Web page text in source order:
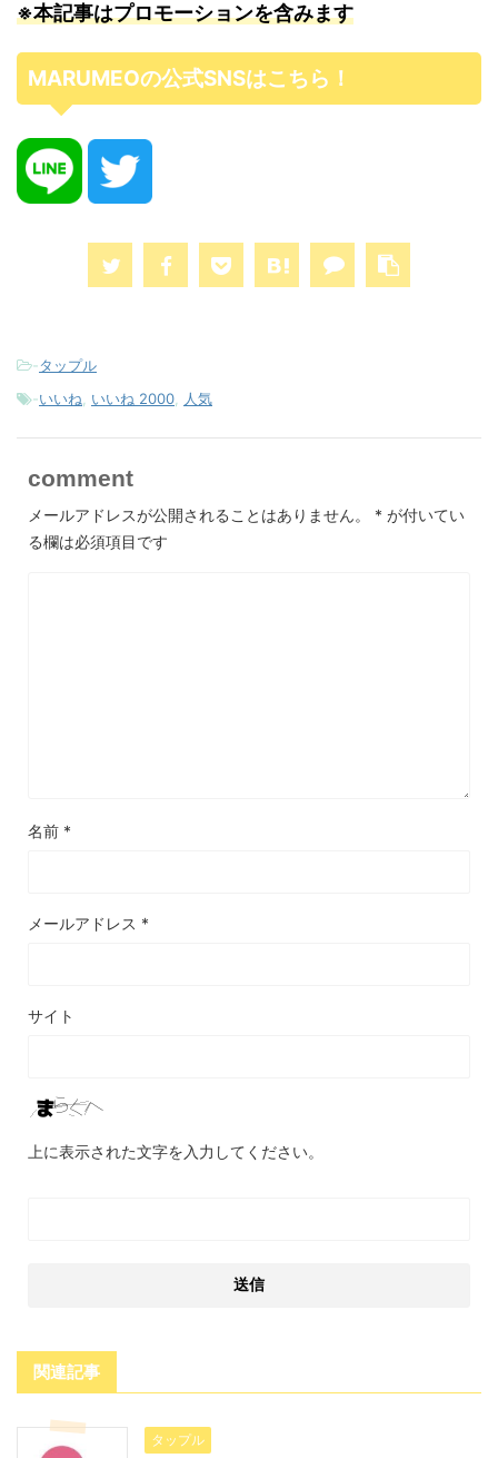
※本記事はプロモーションを含みます
MARUMEOの公式SNSはこちら！
-タップル
-いいね いいね 2000 人気
comment
メールアドレスが公開されることはありません。 * が付いてい
る欄は必須項目です
名前 *
メールアドレス *
サイト
上に表示された文字を入力してください。
関連記事
タップル